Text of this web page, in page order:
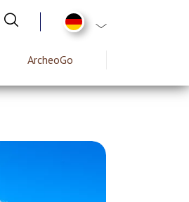
List additional
ArcheoGo